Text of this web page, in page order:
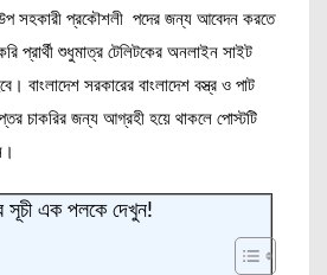
সহকারী প্রকৌশলী পদের জন্য আবেদন করতে
প্রার্থী শুধুমাত্র টেলিটকের অনলাইন সাইট
বাংলাদেশ সরকারের বাংলাদেশ বস্ত্র ও পাট
চাকরির জন্য আগ্রহী হয়ে থাকলে পোস্টটি
সূচী এক পলকে দেখুন!